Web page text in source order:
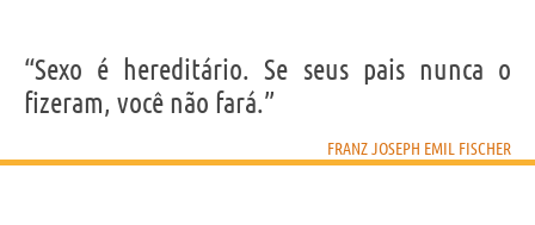
“Sexo é hereditário. Se seus pais nunca o
fizeram, você não fará.”
FRANZ JOSEPH EMIL FISCHER